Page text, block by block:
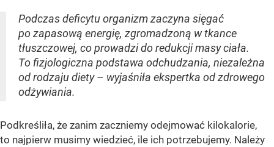
Podczas deficytu organizm zaczyna sięgać
po zapasową energię, zgromadzoną w tkance
tłuszczowej, co prowadzi do redukcji masy ciała.
To fizjologiczna podstawa odchudzania, niezależna
od rodzaju diety – wyjaśniła ekspertka od zdrowego
odżywiania.
Podkreśliła, że zanim zaczniemy odejmować kilokalorie,
to najpierw musimy wiedzieć, ile ich potrzebujemy. Należy